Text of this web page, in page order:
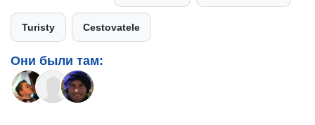
Turisty Cestovatele
Они были там: